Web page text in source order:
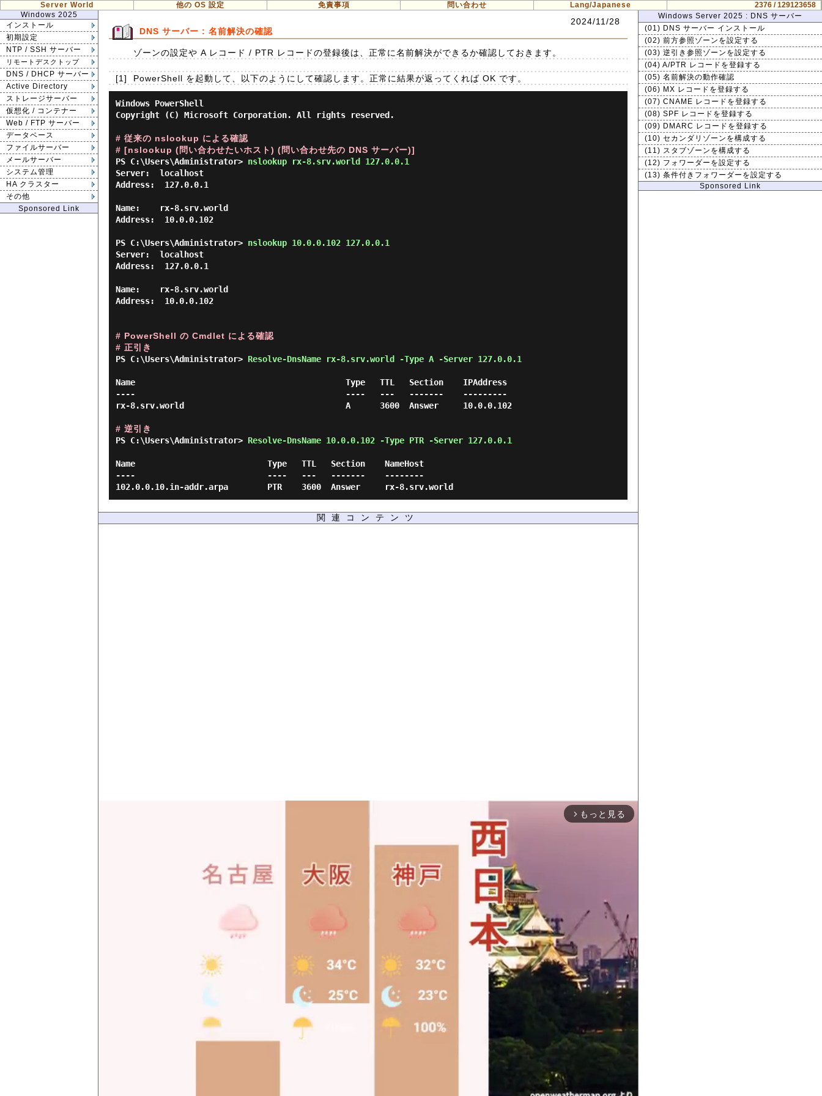
Server World 他の OS 設定 免責事項 問い合わせ Lang/Japanese
2376 / 129123658
Windows 2025
インストール
初期設定
NTP / SSH サーバー
リモートデスクトップ
DNS / DHCP サーバー
Active Directory
ストレージサーバー
仮想化 / コンテナー
Web / FTP サーバー
データベース
ファイルサーバー
メールサーバー
システム管理
HA クラスター
その他
Sponsored Link
DNS サーバー : 名前解決の確認
2024/11/28
ゾーンの設定や A レコード / PTR レコードの登録後は、正常に名前解決ができるか確認しておきます。
[1] PowerShell を起動して、以下のようにして確認します。正常に結果が返ってくれば OK です。
Windows PowerShell
Copyright (C) Microsoft Corporation. All rights reserved.
# 従来の nslookup による確認
# [nslookup (問い合わせたいホスト) (問い合わせ先の DNS サーバー)]
PS C:\Users\Administrator> nslookup rx-8.srv.world 127.0.0.1
Server:  localhost
Address:  127.0.0.1
Name:    rx-8.srv.world
Address:  10.0.0.102
PS C:\Users\Administrator> nslookup 10.0.0.102 127.0.0.1
Server:  localhost
Address:  127.0.0.1
Name:    rx-8.srv.world
Address:  10.0.0.102
# PowerShell の Cmdlet による確認
# 正引き
PS C:\Users\Administrator> Resolve-DnsName rx-8.srv.world -Type A -Server 127.0.0.1
Name                                           Type   TTL   Section    IPAddress
----                                           ----   ---   -------    ---------
rx-8.srv.world                                 A      3600  Answer     10.0.0.102
# 逆引き
PS C:\Users\Administrator> Resolve-DnsName 10.0.0.102 -Type PTR -Server 127.0.0.1
Name                           Type   TTL   Section    NameHost
----                           ----   ---   -------    --------
関連コンテンツ
arrow_forward_ios もっと見る
Windows Server 2025 : DNS サーバー
(01) DNS サーバー インストール
(02) 前方参照ゾーンを設定する
(03) 逆引き参照ゾーンを設定する
(04) A/PTR レコードを登録する
(05) 名前解決の動作確認
(06) MX レコードを登録する
(07) CNAME レコードを登録する
(08) SPF レコードを登録する
(09) DMARC レコードを登録する
(10) セカンダリゾーンを構成する
(11) スタブゾーンを構成する
(12) フォワーダーを設定する
(13) 条件付きフォワーダーを設定する
Sponsored Link